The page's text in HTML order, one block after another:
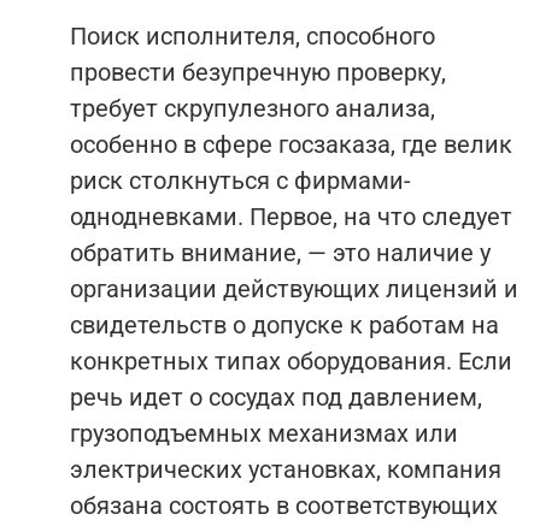
Поиск исполнителя, способного
провести безупречную проверку,
требует скрупулезного анализа,
особенно в сфере госзаказа, где велик
риск столкнуться с фирмами-
однодневками. Первое, на что следует
обратить внимание, — это наличие у
организации действующих лицензий и
свидетельств о допуске к работам на
конкретных типах оборудования. Если
речь идет о сосудах под давлением,
грузоподъемных механизмах или
электрических установках, компания
обязана состоять в соответствующих